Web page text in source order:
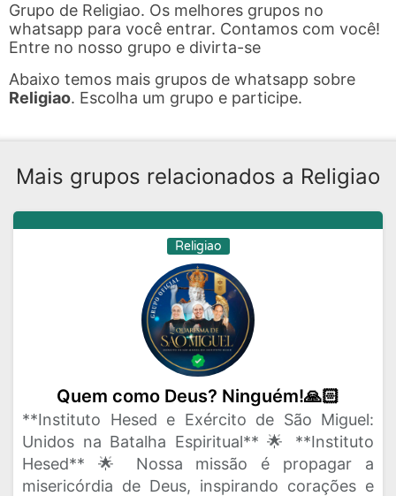
Grupo de Religiao. Os melhores grupos no
whatsapp para você entrar. Contamos com você!
Entre no nosso grupo e divirta-se
Abaixo temos mais grupos de whatsapp sobre
Religiao. Escolha um grupo e participe.
Mais grupos relacionados a Religiao
Religiao
Quem como Deus? Ninguém!🙏🏻
**Instituto Hesed e Exército de São Miguel:
Unidos na Batalha Espiritual** 🌟 **Instituto
Hesed** 🌟 Nossa missão é propagar a
misericórdia de Deus, inspirando corações e